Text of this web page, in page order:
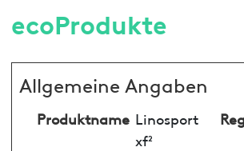
ecoProdukte
Allgemeine Angaben
Produktname Linosport
xf²